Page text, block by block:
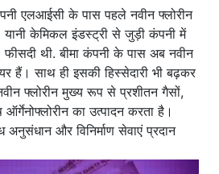
एलआईसी के पास पहले नवीन फ्लोरीन
केमिकल इंडस्ट्री से जुड़ी कंपनी में
थी. बीमा कंपनी के पास अब नवीन
हैं। साथ ही इसकी हिस्सेदारी भी बढ़कर
फ्लोरीन मुख्य रूप से प्रशीतन गैसों,
ऑर्गेनोफ्लोरीन का उत्पादन करता है।
और विनिर्माण सेवाएं प्रदान